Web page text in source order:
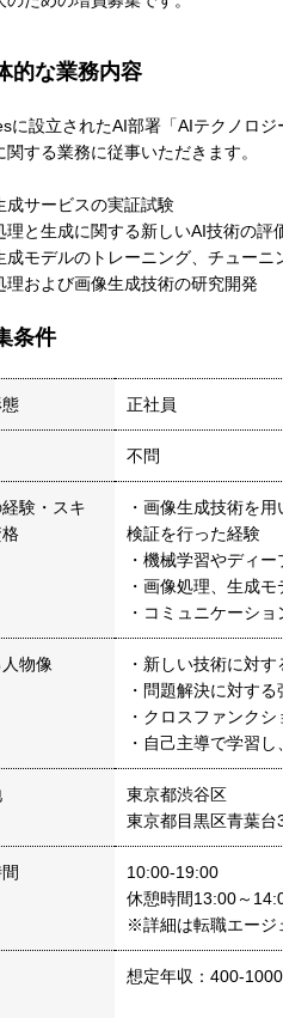
的な業務内容
に設立されたAI部署「AIテクノロ
関する業務に従事いただきます。
成サービスの実証試験
理と生成に関する新しいAI技術の
成モデルのトレーニング、チューニ
理および画像生成技術の研究開発
条件
正社員
不問
験・スキ
・画像生成技術を
検証を行った経験
・機械学習やディ
・画像処理、生成
・コミュニケーシ
物像
・新しい技術に対
・問題解決に対す
・クロスファンク
・自己主導で学習
東京都渋谷区
東京都目黒区青葉
10:00-19:00
休憩時間13:00～
※詳細は転職エージ
想定年収：400-